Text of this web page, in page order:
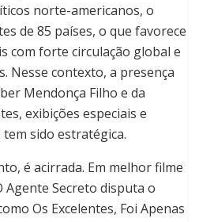
norte-americanos, o
de 85 países, o que favorece
com forte circulação global e
Nesse contexto, a presença
Mendonça Filho e da
exibições especiais e
sido estratégica.
é acirrada. Em melhor filme
Agente Secreto disputa o
Os Excelentes, Foi Apenas